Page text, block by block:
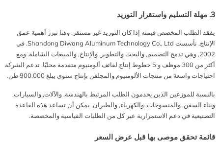
3. مهلة التسليم واستقرار التوريد
يفقد الطلب المخصص قيمته إذا كان التوريد غير مستقر. وهنا تبرز أهمية عمق
الإنتاج. تأسست Shandong Diwang Aluminum Technology Co., Ltd. في
2002, وهي تدمج التصميم, والبحث والتطوير, والإنتاج, والمبيعات الشاملة. ومع
أكثر من 300 موظف و 5 خطوط إنتاج لفائف ألومنيوم متقدمة محليًا, تدعم الشركة
احتياجات واسعة من منتجات الألومنيوم والمجلفن بإنتاج سنوي يبلغ 900,000 طن.
بالنسبة للموزعين الذين يخدمون الطلب المرتبط بالهندسة, والآلات, والسيارات,
وبناء السفن, والمنسوجات, والكهرباء, والطيران, يمكن أن تساعد هذه القاعدة
التصنيعية في دعم الاستمرارية عبر كل من الطلبات القياسية والمخصصة.
قائمة تحقق موصى بها قبل عرض السعر